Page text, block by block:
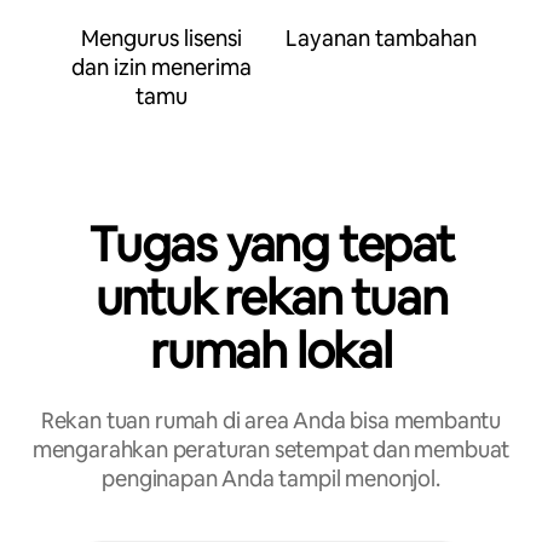
Mengurus lisensi
dan izin menerima
tamu
Layanan tambahan
Tugas yang tepat
untuk rekan tuan
rumah lokal
Rekan tuan rumah di area Anda bisa membantu
mengarahkan peraturan setempat dan membuat
penginapan Anda tampil menonjol.